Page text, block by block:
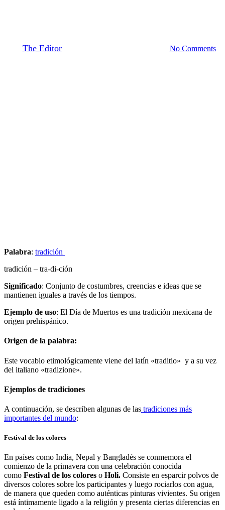
The EditorDecember 4, 2019 No Comments
Palabra: tradición
tradición – tra-di-ción
Significado: Conjunto de costumbres, creencias e ideas que se
mantienen iguales a través de los tiempos.
Ejemplo de uso: El Día de Muertos es una tradición mexicana de
origen prehispánico.
Origen de la palabra:
Este vocablo etimológicamente viene del latín «traditio» y a su vez
del italiano «tradizione».
Ejemplos de tradiciones
A continuación, se describen algunas de las tradiciones más
importantes del mundo:
Festival de los colores
En países como India, Nepal y Bangladés se conmemora el
comienzo de la primavera con una celebración conocida
como Festival de los colores o Holi. Consiste en esparcir polvos de
diversos colores sobre los participantes y luego rociarlos con agua,
de manera que queden como auténticas pinturas vivientes. Su origen
está íntimamente ligado a la religión y presenta ciertas diferencias en